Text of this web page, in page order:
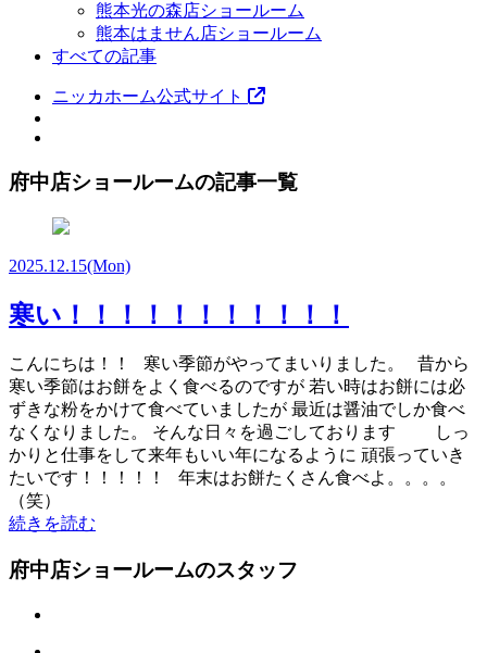
熊本光の森店ショールーム
熊本はません店ショールーム
すべての記事
ニッカホーム公式サイト
府中店ショールームの記事一覧
2025.12.15(Mon)
寒い！！！！！！！！！！！
こんにちは！！ 寒い季節がやってまいりました。 昔から
寒い季節はお餅をよく食べるのですが 若い時はお餅には必
ずきな粉をかけて食べていましたが 最近は醤油でしか食べ
なくなりました。 そんな日々を過ごしております しっ
かりと仕事をして来年もいい年になるように 頑張っていき
たいです！！！！！ 年末はお餅たくさん食べよ。。。。
（笑）
続きを読む
府中店ショールームのスタッフ